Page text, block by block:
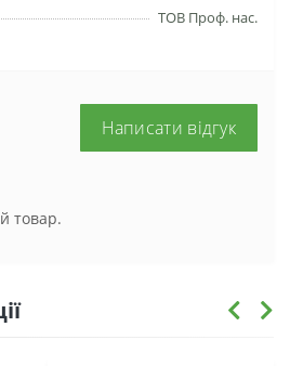
ТОВ Проф. нас.
Написати відгук
товар.